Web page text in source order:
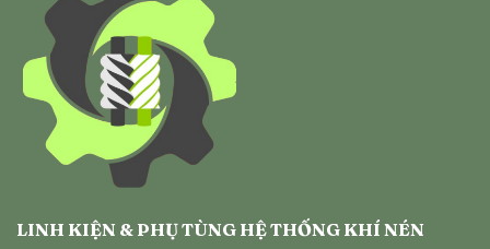
LINH KIỆN & PHỤ TÙNG HỆ THỐNG KHÍ NÉN